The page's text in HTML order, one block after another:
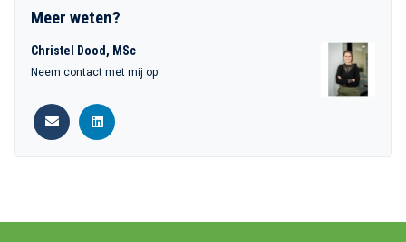
Meer weten?
Christel Dood, MSc
Neem contact met mij op